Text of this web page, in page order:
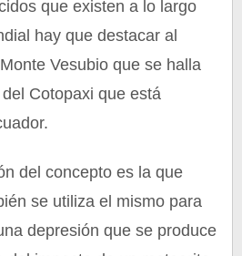
que existen a lo largo
hay que destacar al
Vesubio que se halla
Cotopaxi que está
del concepto es la que
se utiliza el mismo para
depresión que se produce